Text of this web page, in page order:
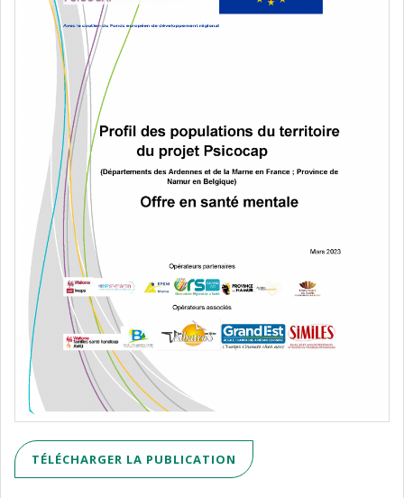
TÉLÉCHARGER LA PUBLICATION